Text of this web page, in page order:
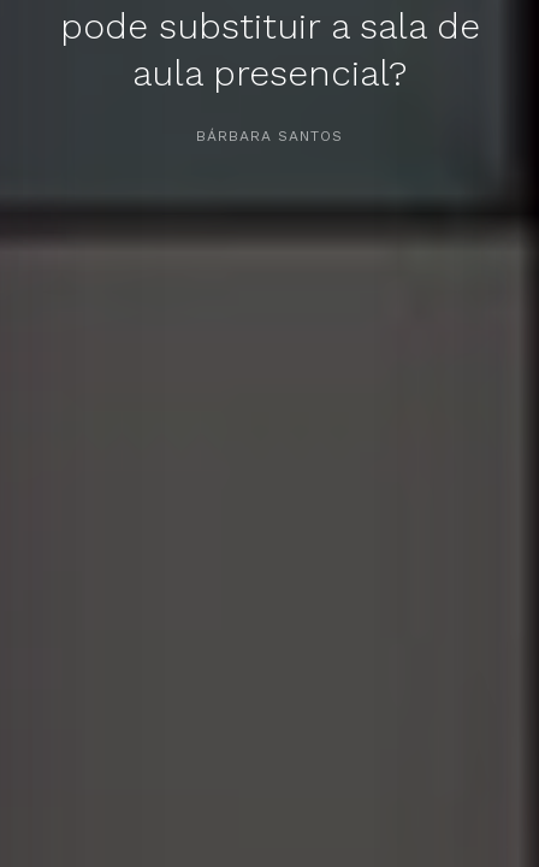
APERTE [ENTER] PARA PESQUISAR...
pode substituir a sala de
aula presencial?
BÁRBARA SANTOS